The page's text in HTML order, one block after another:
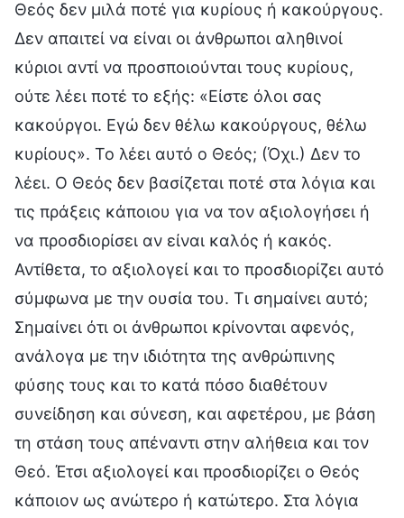
Θεός δεν μιλά ποτέ για κυρίους ή κακούργους.
Δεν απαιτεί να είναι οι άνθρωποι αληθινοί
κύριοι αντί να προσποιούνται τους κυρίους,
ούτε λέει ποτέ το εξής: «Είστε όλοι σας
κακούργοι. Εγώ δεν θέλω κακούργους, θέλω
κυρίους». Το λέει αυτό ο Θεός; (Όχι.) Δεν το
λέει. Ο Θεός δεν βασίζεται ποτέ στα λόγια και
τις πράξεις κάποιου για να τον αξιολογήσει ή
να προσδιορίσει αν είναι καλός ή κακός.
Αντίθετα, το αξιολογεί και το προσδιορίζει αυτό
σύμφωνα με την ουσία του. Τι σημαίνει αυτό;
Σημαίνει ότι οι άνθρωποι κρίνονται αφενός,
ανάλογα με την ιδιότητα της ανθρώπινης
φύσης τους και το κατά πόσο διαθέτουν
συνείδηση και σύνεση, και αφετέρου, με βάση
τη στάση τους απέναντι στην αλήθεια και τον
Θεό. Έτσι αξιολογεί και προσδιορίζει ο Θεός
κάποιον ως ανώτερο ή κατώτερο. Στα λόγια